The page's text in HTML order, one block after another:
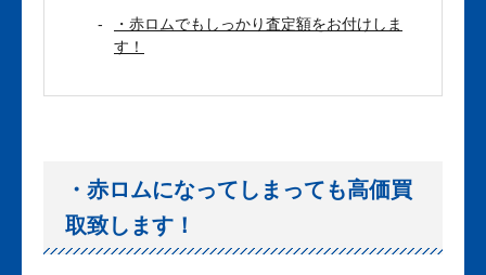
・赤ロムでもしっかり査定額をお付けしま
す！
・赤ロムになってしまっても高価買
取致します！